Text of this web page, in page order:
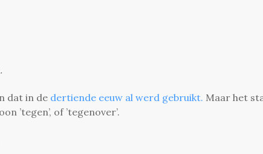
dat in de dertiende eeuw al werd gebruikt. Maar het
’tegen’, of ’tegenover’.